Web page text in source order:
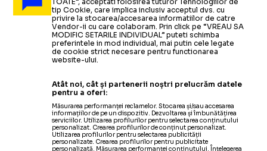
tip Cookie, care implica inclusiv acceptul dvs. cu
privire la stocarea/accesarea informatiilor de catre
Vendor-ii cu care colaboram. Prin click pe “VREAU SA
MODIFIC SETARILE INDIVIDUAL” puteti schimba
preferintele in mod individual, mai putin cele legate
de cookie strict necesare pentru functionarea
website-ului.
Atât noi, cât și partenerii noștri prelucrăm datele
pentru a oferi:
Măsurarea performanței reclamelor. Stocarea și/sau accesarea
informațiilor de pe un dispozitiv. Dezvoltarea și îmbunătățirea
serviciilor. Utilizarea profilurilor pentru selectarea conținutului
personalizat. Crearea profilurilor de conținut personalizat.
Utilizarea profilurilor pentru selectarea publicității
personalizate. Crearea profilurilor pentru publicitate
personalizată. Măsurarea performanței conținutului. Înțelegerea